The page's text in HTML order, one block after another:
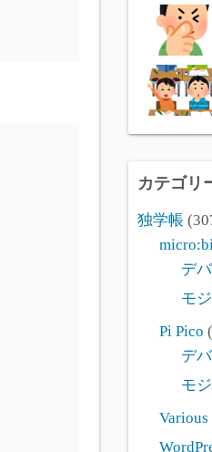
カテゴリ
独学帳
デ
モ
Pi Pico
デ
モ
Various